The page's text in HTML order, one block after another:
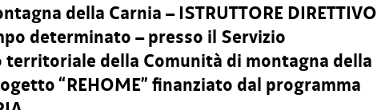
della Carnia – ISTRUTTORE DIRETTIVO
determinato – presso il Servizio
territoriale della Comunità di montagna della
“REHOME” finanziato dal programma